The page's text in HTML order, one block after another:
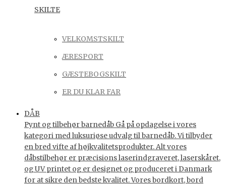
SKILTE
VELKOMSTSKILT
ÆRESPORT
GÆSTEBOGSKILT
ER DU KLAR FAR
DÅB
Pynt og tilbehør barnedåb Gå på opdagelse i vores
kategori med luksuriøse udvalg til barnedåb. Vi tilbyder
en bred vifte af højkvalitetsprodukter. Alt vores
dåbstilbehør er præcisions laserindgraveret, laserskåret,
og UV printet og er designet og produceret i Danmark
for at sikre den bedste kvalitet. Vores bordkort, bord